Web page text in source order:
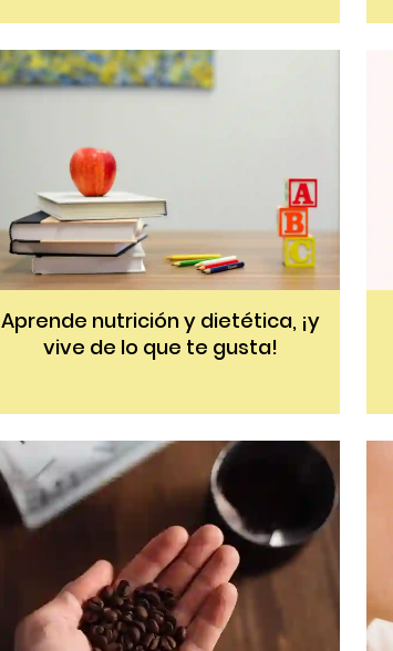
Aprende nutrición y dietética, ¡y
vive de lo que te gusta!